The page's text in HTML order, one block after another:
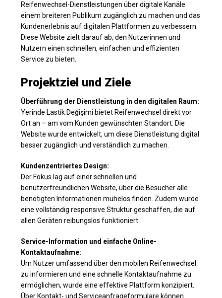
Reifenwechsel-Dienstleistungen über digitale Kanäle
einem breiteren Publikum zugänglich zu machen und das
Kundenerlebnis auf digitalen Plattformen zu verbessern.
Diese Website zielt darauf ab, den Nutzerinnen und
Nutzern einen schnellen, einfachen und effizienten
Service zu bieten.
Projektziel und Ziele
Überführung der Dienstleistung in den digitalen Raum:
Yerinde Lastik Değişimi bietet Reifenwechsel direkt vor
Ort an – am vom Kunden gewünschten Standort. Die
Website wurde entwickelt, um diese Dienstleistung digital
besser zugänglich und verständlich zu machen.
Kundenzentriertes Design:
Der Fokus lag auf einer schnellen und
benutzerfreundlichen Website, über die Besucher alle
benötigten Informationen mühelos finden. Zudem wurde
eine vollständig responsive Struktur geschaffen, die auf
allen Geräten reibungslos funktioniert.
Service-Information und einfache Online-
Kontaktaufnahme:
Um Nutzer umfassend über den mobilen Reifenwechsel
zu informieren und eine schnelle Kontaktaufnahme zu
ermöglichen, wurde eine effektive Plattform konzipiert.
Über Kontakt- und Serviceanfrageformulare können